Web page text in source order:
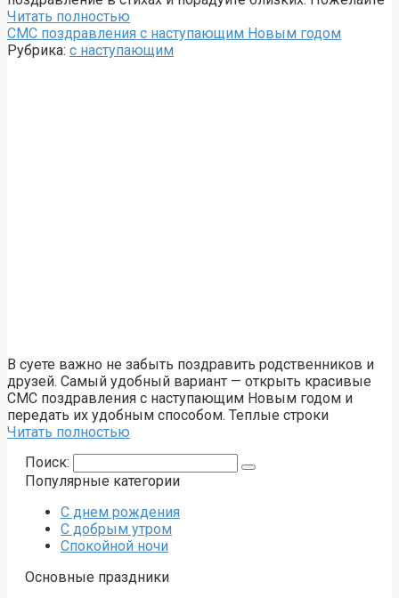
Читать полностью
СМС поздравления с наступающим Новым годом
Рубрика: с наступающим
В суете важно не забыть поздравить родственников и
друзей. Самый удобный вариант — открыть красивые
СМС поздравления с наступающим Новым годом и
передать их удобным способом. Теплые строки
Читать полностью
Поиск:
Популярные категории
С днем рождения
С добрым утром
Спокойной ночи
Основные праздники